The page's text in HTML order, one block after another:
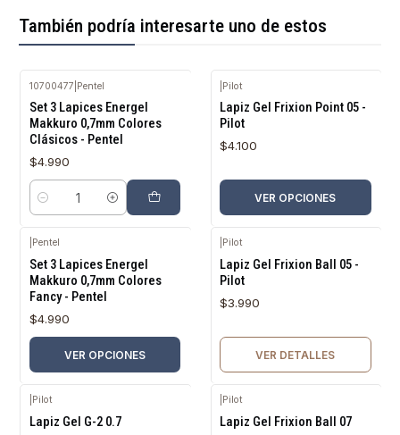
También podría interesarte uno de estos
10700477 Pentel
Set 3 Lapices Energel
Makkuro 0,7mm Colores
Clásicos - Pentel
$4.990
Cantidad
Pilot
Lapiz Gel Frixion Point 05 -
Pilot
$4.100
VER OPCIONES
Pentel
Set 3 Lapices Energel
Makkuro 0,7mm Colores
Fancy - Pentel
$4.990
VER OPCIONES
Pilot
Lapiz Gel Frixion Ball 05 -
Pilot
$3.990
VER DETALLES
Pilot
Lapiz Gel G-2 0.7
Pilot
Lapiz Gel Frixion Ball 07